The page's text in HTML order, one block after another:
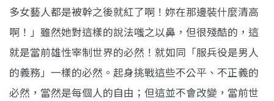
多女藝人都是被幹之後就紅了啊！妳在那邊裝什麼清高
啊！」雖然她對這樣的說法嗤之以鼻，但很殘酷的，這
就是當前雄性宰制世界的必然！就如同「服兵役是男人
的義務」一樣的必然。起身挑戰這些不公平、不正義的
必然，當然是每個人的自由；但這並不會改變，當前世